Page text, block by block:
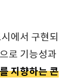
에서 구현되
로 기능성과
지향하는 콘